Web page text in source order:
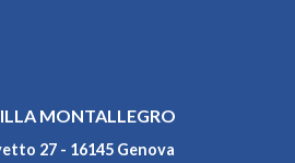
MONTALLEGRO
27 - 16145 Genova